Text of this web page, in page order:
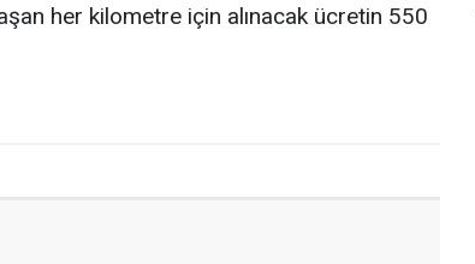
her kilometre için alınacak ücretin 550